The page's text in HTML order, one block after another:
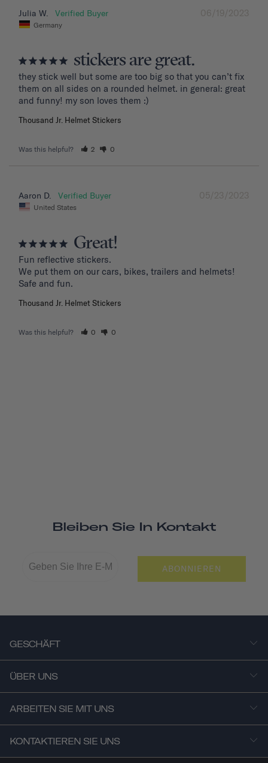
06/19/2023
Julia W.
Germany
stickers are great.
they stick well but some are too big so that you can’t fix
them on all sides on a rounded helmet. in general: great
and funny! my son loves them :)
Thousand Jr. Helmet Stickers
Was this helpful? 2 0
05/23/2023
Aaron D.
United States
Great!
Fun reflective stickers.
We put them on our cars, bikes, trailers and helmets!
Safe and fun.
Thousand Jr. Helmet Stickers
Was this helpful? 0 0
Bleiben Sie In Kontakt
ABONNIEREN
GESCHÄFT
ÜBER UNS
ARBEITEN SIE MIT UNS
KONTAKTIEREN SIE UNS